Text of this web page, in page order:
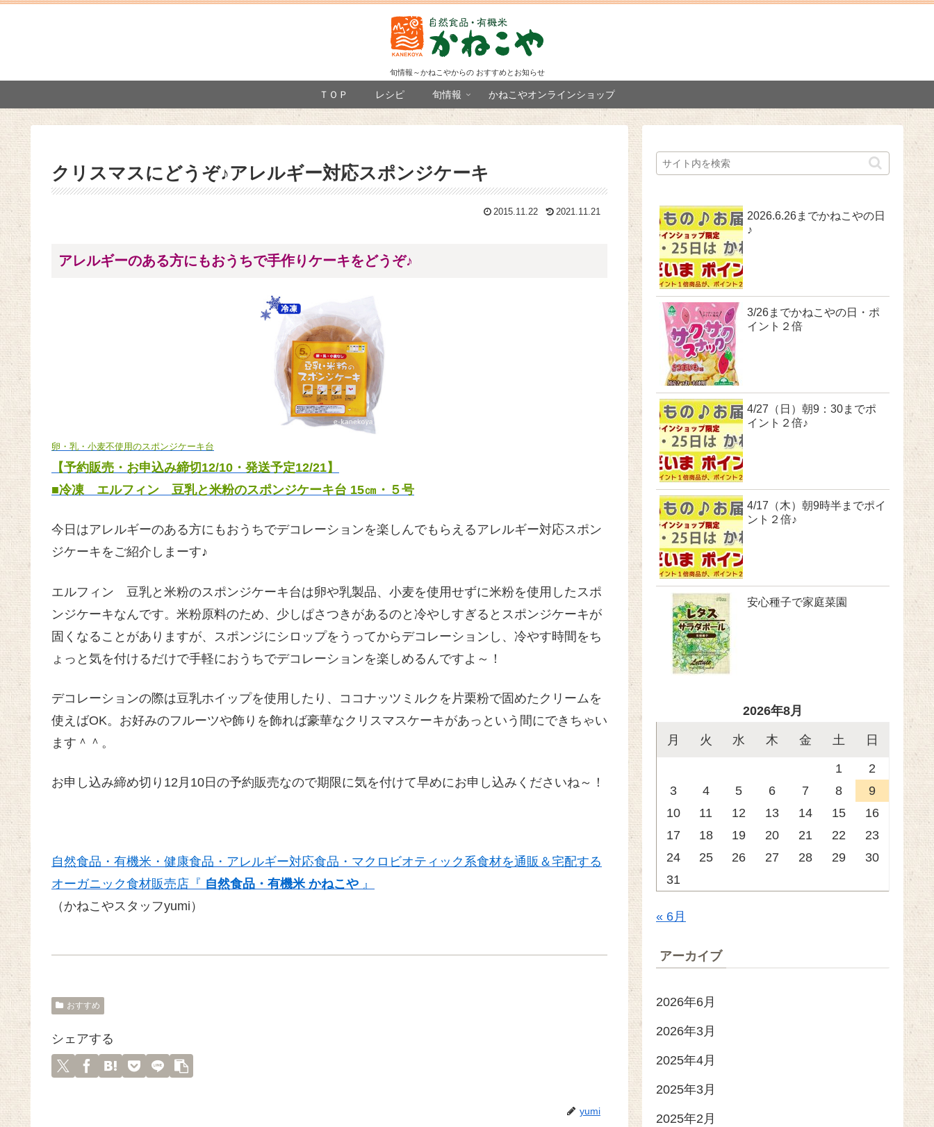
旬情報～かねこやからの おすすめとお知らせ
ＴＯＰ レシピ 旬情報 かねこやオンラインショップ
クリスマスにどうぞ♪アレルギー対応スポンジケーキ
2015.11.22 2021.11.21
アレルギーのある方にもおうちで手作りケーキをどうぞ♪
卵・乳・小麦不使用のスポンジケーキ台
【予約販売・お申込み締切12/10・発送予定12/21】
■冷凍 エルフィン 豆乳と米粉のスポンジケーキ台 15㎝・５号
今日はアレルギーのある方にもおうちでデコレーションを楽しんでもらえるアレルギー対応スポン
ジケーキをご紹介しまーす♪
エルフィン 豆乳と米粉のスポンジケーキ台は卵や乳製品、小麦を使用せずに米粉を使用したスポ
ンジケーキなんです。米粉原料のため、少しぱさつきがあるのと冷やしすぎるとスポンジケーキが
固くなることがありますが、スポンジにシロップをうってからデコレーションし、冷やす時間をち
ょっと気を付けるだけで手軽におうちでデコレーションを楽しめるんですよ～！
デコレーションの際は豆乳ホイップを使用したり、ココナッツミルクを片栗粉で固めたクリームを
使えばOK。お好みのフルーツや飾りを飾れば豪華なクリスマスケーキがあっという間にできちゃい
ます＾＾。
お申し込み締め切り12月10日の予約販売なので期限に気を付けて早めにお申し込みくださいね～！
自然食品・有機米・健康食品・アレルギー対応食品・マクロビオティック系食材を通販＆宅配する
オーガニック食材販売店『 自然食品・有機米 かねこや 』
（かねこやスタッフyumi）
おすすめ
シェアする
yumi
2026.6.26までかねこやの日
♪
3/26までかねこやの日・ポ
イント２倍
4/27（日）朝9：30までポ
イント２倍♪
4/17（木）朝9時半までポイ
ント２倍♪
安心種子で家庭菜園
2026年8月
月 火 水 木 金 土 日
1
2
3
4 5 6 7 8
9
10
11 12 13 14 15
16
17
18 19 20 21 22
23
24
25 26 27 28 29
30
31
« 6月
アーカイブ
2026年6月
2026年3月
2025年4月
2025年3月
2025年2月